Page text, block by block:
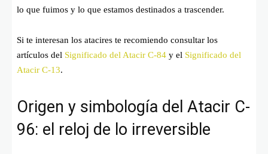
lo que fuimos y lo que estamos destinados a trascender.
Si te interesan los atacires te recomiendo consultar los
artículos del Significado del Atacir C-84 y el Significado del
Atacir C-13.
Origen y simbología del Atacir C-
96: el reloj de lo irreversible